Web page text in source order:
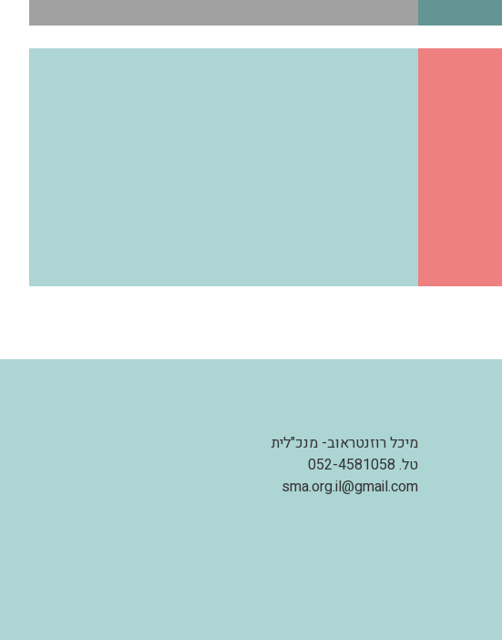
מיכל רוזנטראוב- מנכ"לית
טל. 052-4581058
sma.org.il@gmail.com